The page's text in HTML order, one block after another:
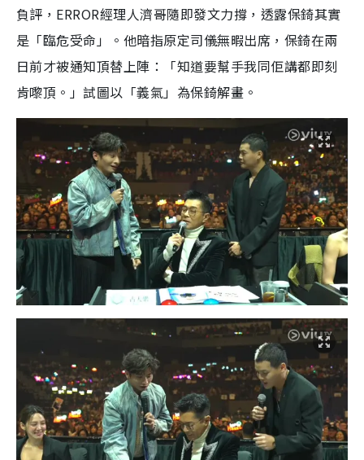
負評，ERROR經理人濟哥隨即發文力撐，透露保錡其實
是「臨危受命」。他暗指原定司儀無暇出席，保錡在兩
日前才被通知頂替上陣：「知道要幫手我同佢講都即刻
肯嚟頂。」試圖以「義氣」為保錡解畫。